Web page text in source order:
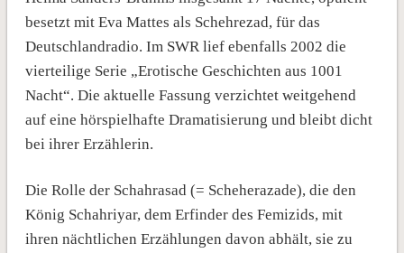
besetzt mit Eva Mattes als Schehrezad, für das
Deutschlandradio. Im SWR lief ebenfalls 2002 die
vierteilige Serie „Erotische Geschichten aus 1001
Nacht“. Die aktuelle Fassung verzichtet weitgehend
auf eine hörspielhafte Dramatisierung und bleibt dicht
bei ihrer Erzählerin.
Die Rolle der Schahrasad (= Scheherazade), die den
König Schahriyar, dem Erfinder des Femizids, mit
ihren nächtlichen Erzählungen davon abhält, sie zu